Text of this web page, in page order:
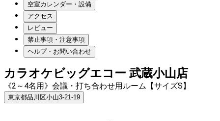
空室カレンダー・設備
アクセス
レビュー
禁止事項・注意事項
ヘルプ・お問い合わせ
カラオケビッグエコー 武蔵小山店
《2～4名用》会議・打ち合わせ用ルーム【サイズS】
東京都品川区小山3-21-19